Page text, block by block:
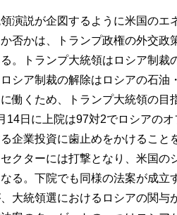
領演説が企図するように米国のエ
否かは、トランプ政権の外交政
。トランプ大統領はロシア制裁
シア制裁の解除はロシアの石
働くため、トランプ大統領の目
14日に上院は97対2でロシアの
企業投資に歯止めをかけるこ
クターには打撃となり、米国
る。下院でも同様の法案が成立
大統領選におけるロシアの関